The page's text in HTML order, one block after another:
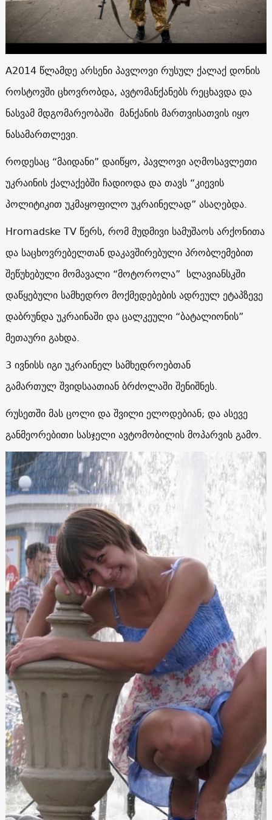
А2014 წლამდე არსენი პავლოვი რუსულ ქალაქ დონის
როსტოვში ცხოვრობდა, ავტომანქანებს რეცხავდა და
ნასვამ მდგომარეობაში მანქანის მართვისათვის იყო
ნასამართლევი.
როდესაც “მაიდანი” დაიწყო, პავლოვი აღმოსავლეთი
უკრაინის ქალაქებში ჩადიოდა და თავს “კიევის
პოლიტიკით უკმაყოფილო უკრაინელად” ასაღებდა.
Hromadske TV წერს, რომ მუდმივი სამუშაოს არქონითა
და საცხოვრებელთან დაკავშირებული პრობლემებით
შეწუხებული მომავალი “მოტოროლა” სლავიანსკში
დაწყებული სამხედრო მოქმედებების ადრეულ ეტაპზევე
დაბრუნდა უკრაინაში და ცალკეული “ბატალიონის”
მეთაური გახდა.
3 ივნისს იგი უკრაინელ სამხედროებთან
გამართულ შვიდსაათიან ბრძოლაში შენიშნეს.
რუსეთში მას ცოლი და შვილი ელოდებიან; და ასევე
განმეორებითი სასჯელი ავტომობილის მოპარვის გამო.